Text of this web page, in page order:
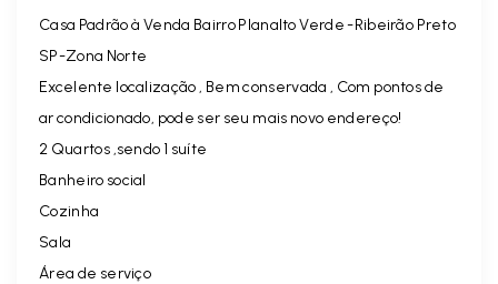
Casa Padrão à Venda Bairro Planalto Verde -Ribeirão Preto
SP-Zona Norte
Excelente localização , Bem conservada , Com pontos de
ar condicionado, pode ser seu mais novo endereço!
2 Quartos ,sendo 1 suíte
Banheiro social
Cozinha
Sala
Área de serviço